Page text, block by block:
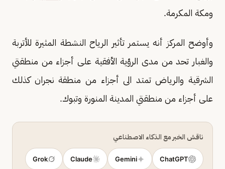
ومكة المكرمة.
وأوضح المركز أنه يستمر تأثير الرياح النشطة المثيرة للأتربة
والغبار تحد من مدى الرؤية الأفقية على أجزاء من منطقتي
الشرقية والرياض تمتد الى أجزاء من منطقة نجران كذلك
على أجزاء من منطقتي المدينة المنورة وتبوك.
ناقش الخبر مع الذكاء الاصطناعي
ChatGPT
Gemini
Claude
Grok